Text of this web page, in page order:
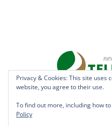
Copyright © 2022 -
Terms
Privacy & Cookies: This site uses
website, you agree to their use.
To find out more, including how
Policy